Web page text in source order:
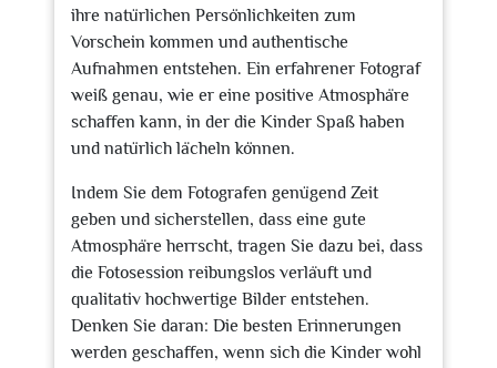
ihre natürlichen Persönlichkeiten zum
Vorschein kommen und authentische
Aufnahmen entstehen. Ein erfahrener Fotograf
weiß genau, wie er eine positive Atmosphäre
schaffen kann, in der die Kinder Spaß haben
und natürlich lächeln können.
Indem Sie dem Fotografen genügend Zeit
geben und sicherstellen, dass eine gute
Atmosphäre herrscht, tragen Sie dazu bei, dass
die Fotosession reibungslos verläuft und
qualitativ hochwertige Bilder entstehen.
Denken Sie daran: Die besten Erinnerungen
werden geschaffen, wenn sich die Kinder wohl